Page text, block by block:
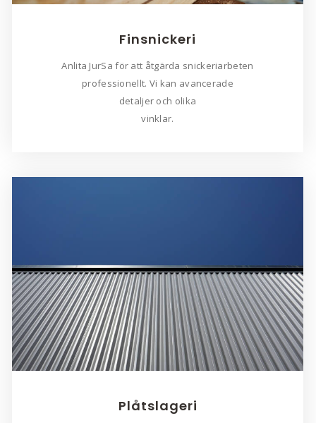
Finsnickeri
Anlita JurSa för att åtgärda snickeriarbeten
professionellt. Vi kan avancerade
detaljer och olika
vinklar.
Plåtslageri